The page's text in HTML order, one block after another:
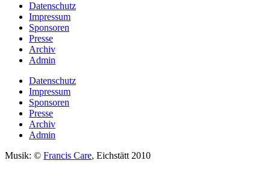
Datenschutz
Impressum
Sponsoren
Presse
Archiv
Admin
Datenschutz
Impressum
Sponsoren
Presse
Archiv
Admin
Musik: © Francis Care, Eichstätt 2010